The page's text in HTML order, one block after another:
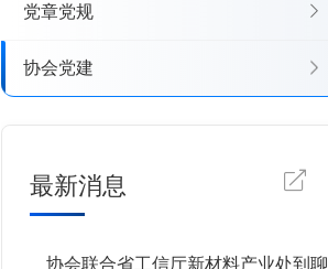
党章党规
协会党建
最新消息
协会联合省工信厅新材料产业处到聊